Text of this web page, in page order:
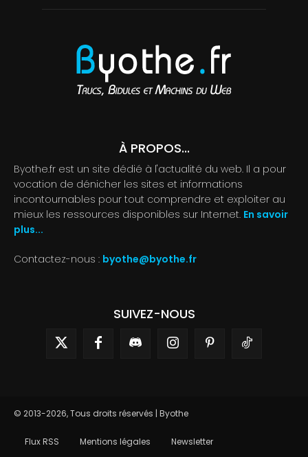
À PROPOS...
Byothe.fr est un site dédié à l'actualité du web. Il a pour
vocation de dénicher les sites et informations
incontournables pour tout comprendre et exploiter au
mieux les ressources disponibles sur Internet. En savoir
plus...
Contactez-nous : byothe@byothe.fr
SUIVEZ-NOUS
© 2013-2026, Tous droits réservés | Byothe
Flux RSS Mentions légales
Newsletter